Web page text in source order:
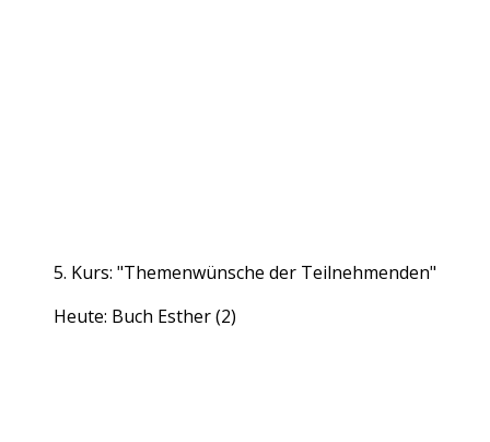
5. Kurs: "Themenwünsche der Teilnehmenden"
Heute: Buch Esther (2)